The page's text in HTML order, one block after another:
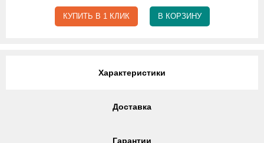
КУПИТЬ В 1 КЛИК В КОРЗИНУ
Характеристики
Доставка
Гарантии